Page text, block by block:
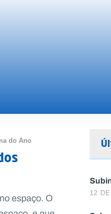
do Ano
espaço. O
12